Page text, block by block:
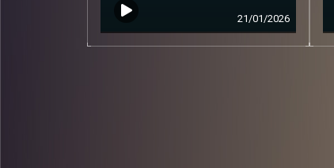
21/01/2026